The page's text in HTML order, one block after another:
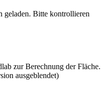
Bitte kontrollieren
zur Berechnung der Fläche.
ausgeblendet)